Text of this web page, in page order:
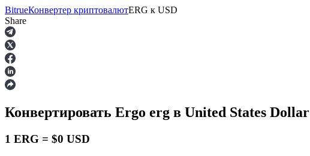
Фьючерсы
BitrueКонвертер криптовалютERG к USD
Share
Конвертировать Ergo erg в United States Dollar
1 ERG = $0 USD